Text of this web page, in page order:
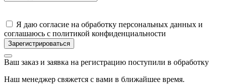
Я даю согласие на обработку персональных данных и
соглашаюсь с политикой конфиденциальности
Ваш заказ и заявка на регистрацию поступили в обработку
Наш менеджер свяжется с вами в ближайшее время.